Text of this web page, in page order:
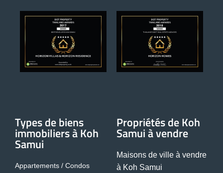
Types de biens
immobiliers à Koh
Samui
Appartements / Condos
Propriétés de Koh
Samui à vendre
Maisons de ville à vendre
à Koh Samui